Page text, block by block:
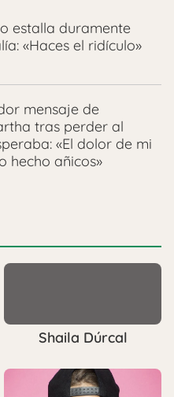
estalla duramente
«Haces el ridículo»
mensaje de
tras perder al
«El dolor de mi
hecho añicos»
Shaila Dúrcal